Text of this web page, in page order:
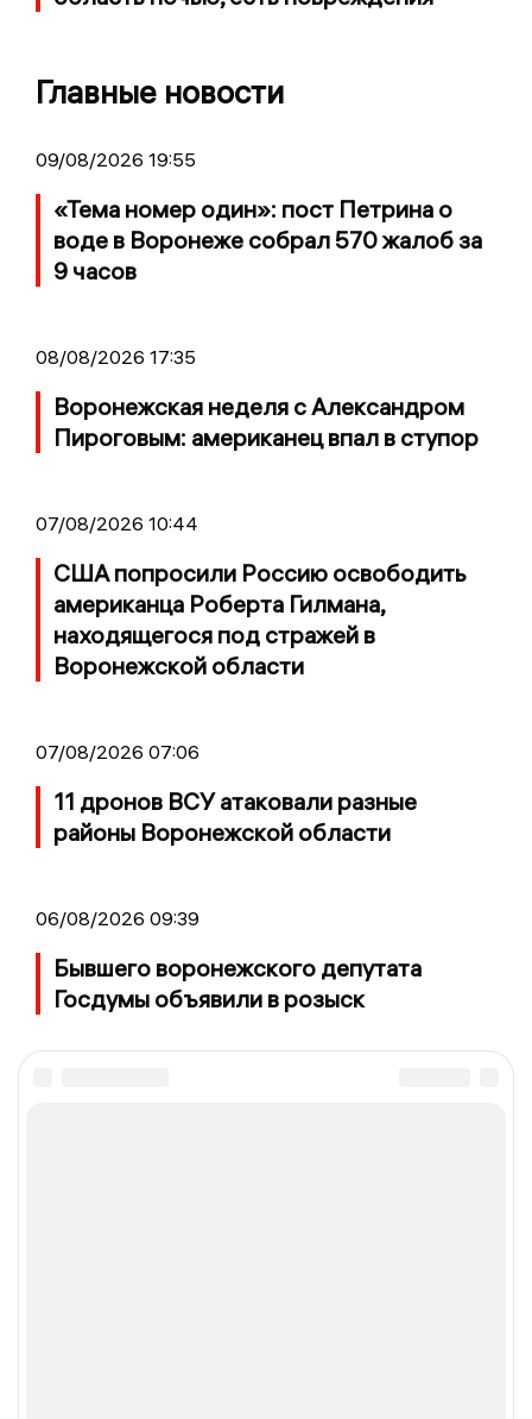
Главные новости
09/08/2026 19:55
«Тема номер один»: пост Петрина о
воде в Воронеже собрал 570 жалоб за
9 часов
08/08/2026 17:35
Воронежская неделя с Александром
Пироговым: американец впал в ступор
07/08/2026 10:44
США попросили Россию освободить
американца Роберта Гилмана,
находящегося под стражей в
Воронежской области
07/08/2026 07:06
11 дронов ВСУ атаковали разные
районы Воронежской области
06/08/2026 09:39
Бывшего воронежского депутата
Госдумы объявили в розыск